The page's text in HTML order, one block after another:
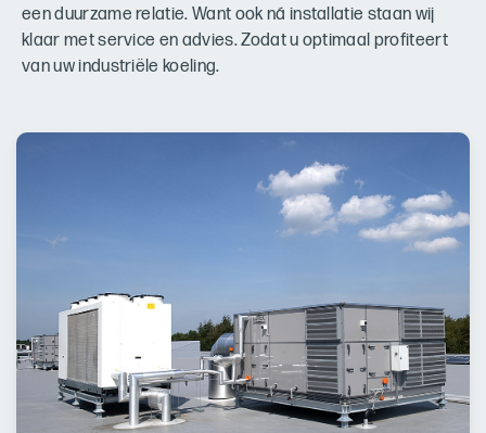
een duurzame relatie. Want ook ná installatie staan wij
klaar met service en advies. Zodat u optimaal profiteert
van uw industriële koeling.